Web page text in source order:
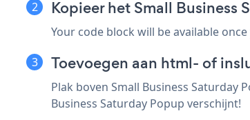
Kopieer het Small
Your code block will be available
Toevoegen aan html- of
Plak boven Small Business Saturday
Business Saturday Popup verschijnt!